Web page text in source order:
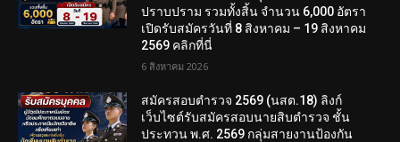
ปราบปราม รวมทั้งสิ้น จำนวน 6,000 อัตรา
เปิดรับสมัครวันที่ 8 สิงหาคม – 19 สิงหาคม
2569 คลิกที่นี่
6 สิงหาคม 2026
สมัครสอบตํารวจ 2569 (นสต.18) ลิงก์
เว็บไซต์รับสมัครสอบนายสิบตำรวจ ชั้น
ประทวน พ.ศ. 2569 กลุ่มสายงานป้องกัน